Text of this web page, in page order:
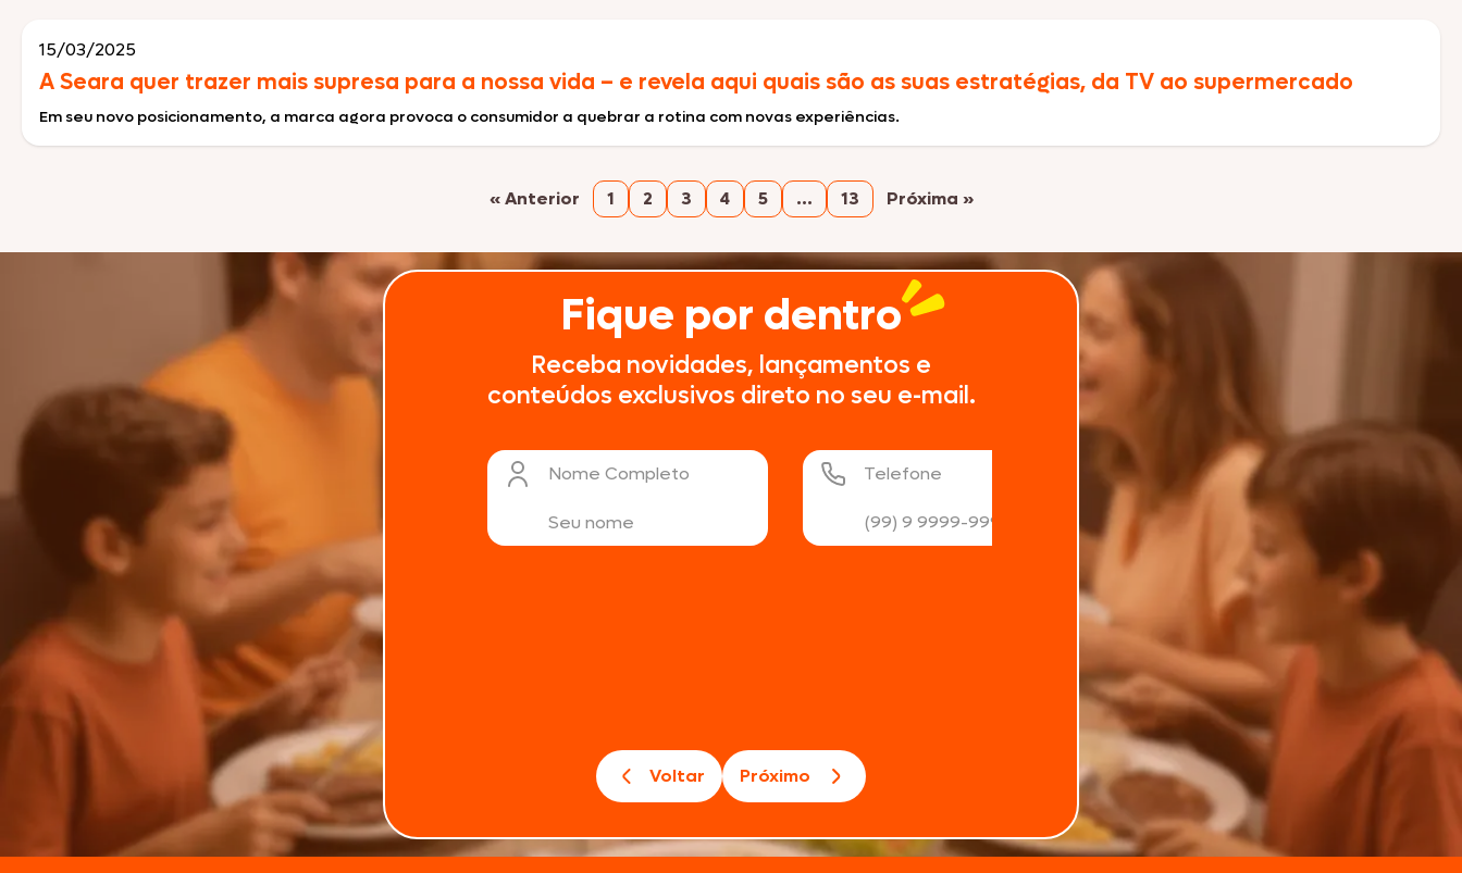
15/03/2025
A Seara quer trazer mais supresa para a nossa vida – e revela aqui quais são as suas estratégias, da TV ao supermercado
Em seu novo posicionamento, a marca agora provoca o consumidor a quebrar a rotina com novas experiências.
« Anterior 1 2 3 4 5 … 13 Próxima »
Fique por dentro
Receba novidades, lançamentos e
conteúdos exclusivos direto no seu e-mail.
Nome Completo Telefone Data de nascimento
Voltar Próximo